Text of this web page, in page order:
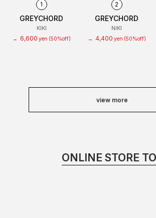
1
GREYCHORD
KIKI
→ 6,600 yen (50%off)
2
GREYCHORD
NIKI
→ 4,400 yen (50%off)
view more
ONLINE STORE